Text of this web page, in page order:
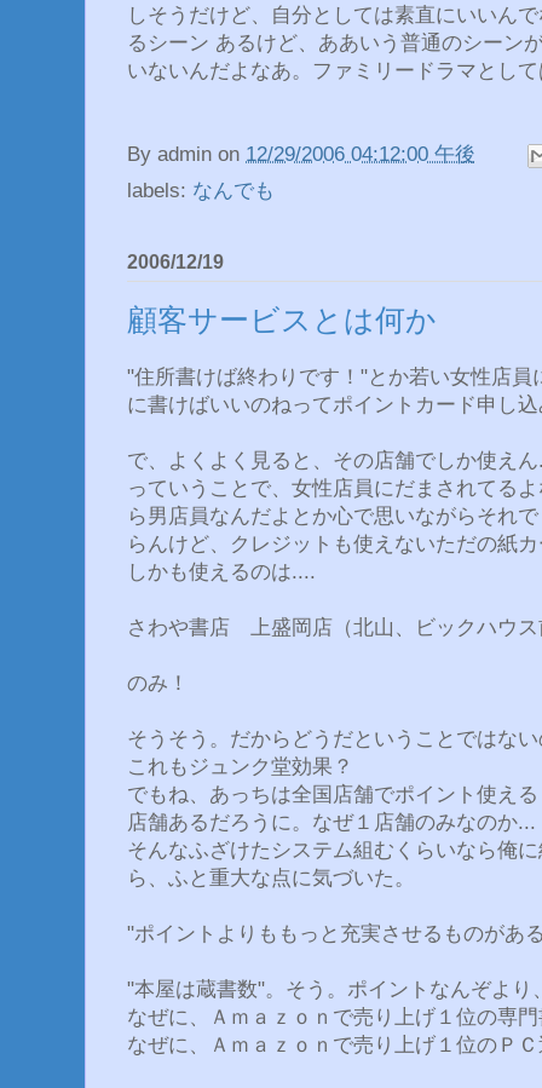
しそうだけど、自分としては素直にいいん
るシーン あるけど、ああいう普通のシーン
いないんだよなあ。ファミリードラマとし
By admin on 12/29/2006 04:12:00 午後
labels: なんでも
2006/12/19
顧客サービスとは何か
"住所書けば終わりです！"とか若い女性店
に書けばいいのねってポイントカード申し
で、よくよく見ると、その店舗でしか使え
っていうことで、女性店員にだまされてる
ら男店員なんだよとか心で思いながらそれ
らんけど、クレジットも使えないただの紙
しかも使えるのは....
さわや書店 上盛岡店（北山、ビックハウス
のみ！
そうそう。だからどうだということではな
これもジュンク堂効果？
でもね、あっちは全国店舗でポイント使え
店舗あるだろうに。なぜ１店舗のみなのか...
そんなふざけたシステム組むくらいなら俺
ら、ふと重大な点に気づいた。
"ポイントよりももっと充実させるものがあ
"本屋は蔵書数"。そう。ポイントなんぞより
なぜに、Ａｍａｚｏｎで売り上げ１位の専
なぜに、Ａｍａｚｏｎで売り上げ１位のＰ